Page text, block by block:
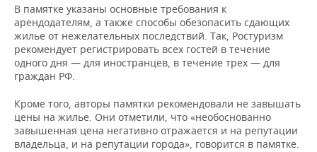
ONLINE-КОНФЕРЕНЦИИ
ОТКРЫТАЯ ЛЕКЦИЯ
ХОККЕЙ
БАСКЕТБОЛ
ВОЛЕЙБОЛ
КИБЕРСПОРТ
ФИГУРНОЕ КАТАНИЕ
ВЛАСТЬ
ИНФРАСТРУКТУРА
ИСТОРИЯ
КУЛЬТУРА
МЕДИЦИНА
СЮЖЕТЫ
СПРАВОЧНИК
СПИСОК ПЕРСОН
СПИСОК КОМПАНИЙ
ПОЛНАЯ ВЕРСИЯ
В памятке указаны основные требования к
арендодателям, а также способы обезопасить сдающих
жилье от нежелательных последствий. Так, Ростуризм
рекомендует регистрировать всех гостей в течение
одного дня — для иностранцев, в течение трех — для
граждан РФ.
Кроме того, авторы памятки рекомендовали не завышать
цены на жилье. Они отметили, что «необоснованно
завышенная цена негативно отражается и на репутации
владельца, и на репутации города», говорится в памятке.